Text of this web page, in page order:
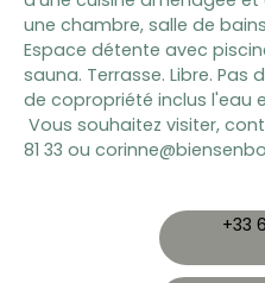
une chambre, salle de
Espace détente avec
sauna. Terrasse. Libre. Pas
de copropriété inclus l'eau
Vous souhaitez visiter,
81 33 ou
+33